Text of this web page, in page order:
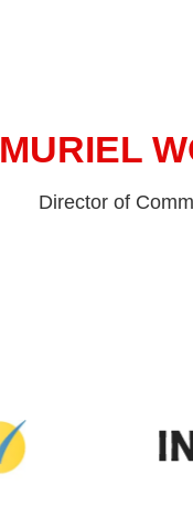
MURIEL
Director of